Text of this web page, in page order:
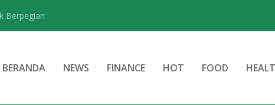
Berpegian
BERANDA NEWS FINANCE HOT FOOD